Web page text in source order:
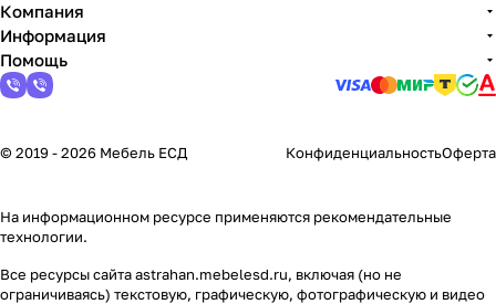
Компания
Информация
Помощь
© 2019 - 2026 Мебель ЕСД КонфиденциальностьОферта
На информационном ресурсе применяются рекомендательные
технологии.
Все ресурсы сайта astrahan.mebelesd.ru, включая (но не
ограничиваясь) текстовую, графическую, фотографическую и видео